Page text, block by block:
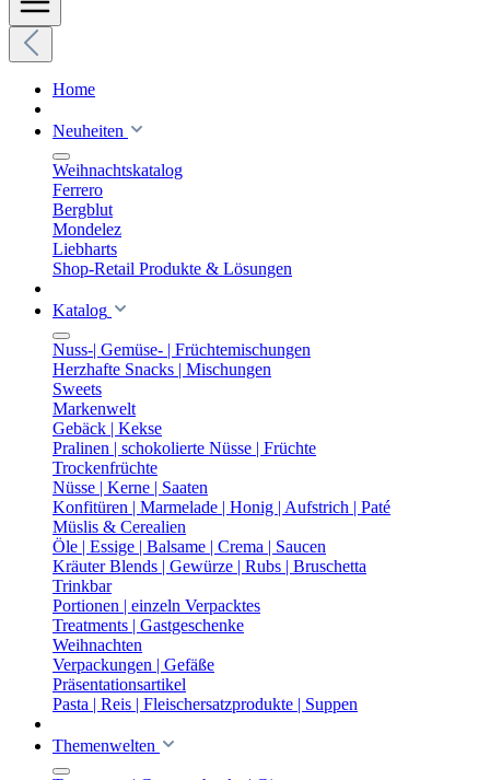
Home
Neuheiten
Weihnachtskatalog
Ferrero
Bergblut
Mondelez
Liebharts
Shop-Retail Produkte & Lösungen
Katalog
Nuss-| Gemüse- | Früchtemischungen
Herzhafte Snacks | Mischungen
Sweets
Markenwelt
Gebäck | Kekse
Pralinen | schokolierte Nüsse | Früchte
Trockenfrüchte
Nüsse | Kerne | Saaten
Konfitüren | Marmelade | Honig | Aufstrich | Paté
Müslis & Cerealien
Öle | Essige | Balsame | Crema | Saucen
Kräuter Blends | Gewürze | Rubs | Bruschetta
Trinkbar
Portionen | einzeln Verpacktes
Treatments | Gastgeschenke
Weihnachten
Verpackungen | Gefäße
Präsentationsartikel
Pasta | Reis | Fleischersatzprodukte | Suppen
Themenwelten